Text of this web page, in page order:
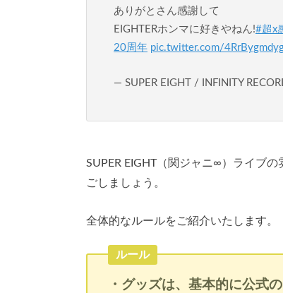
ありがとさん感謝して
EIGHTERホンマに好きやねん!#超x
20周年 pic.twitter.com/
— SUPER EIGHT / INFINITY
SUPER EIGHT（関ジャニ∞）ライブ
ごしましょう。
全体的なルールをご紹介いたします。
ルール
・グッズは、基本的に公式